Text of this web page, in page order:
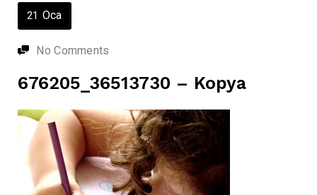
21 Oca
No Comments
676205_36513730 – Kopya